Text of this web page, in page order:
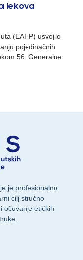
lekova
(EAHP) usvojilo
pojedinačnih
56. Generalne
je profesionalno
cilj stručno
očuvanje etičkih